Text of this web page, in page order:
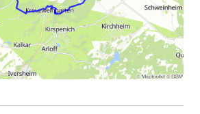
durch einen Wald und an
nächste Ziel ist Antweiler. Dort
Unteren Burg ins Auge. Es ist
dem 16. Jahrhundert. Sie ist
restauriert. Heute befinden